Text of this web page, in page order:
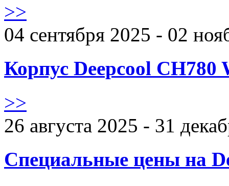
>>
04 сентября 2025 - 02
Корпус Deepcool CH780
>>
26 августа 2025 - 31
Специальные цены на